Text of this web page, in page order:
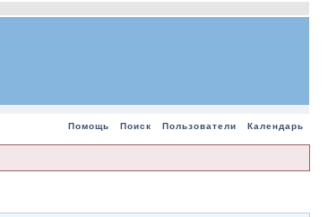
Помощь Поиск Пользователи Календарь